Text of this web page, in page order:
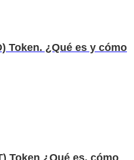
Token. ¿Qué es y cómo
Token ¿Qué es, cómo